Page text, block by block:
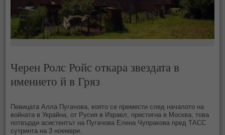
Черен Ролс Ройс откара звездата в
имението й в Гряз
Певицата Алла Пугачова, която се премести след началото на
войната в Украйна, от Русия в Израел, пристигна в Москва, това
потвърди асистентът на Пугачова Елена Чупракова пред ТАСС
сутринта на 3 ноември.